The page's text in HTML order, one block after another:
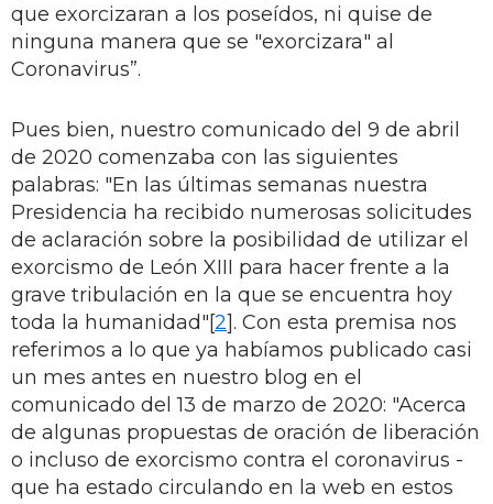
que exorcizaran a los poseídos, ni quise de
ninguna manera que se "exorcizara" al
Coronavirus”.
Pues bien, nuestro comunicado del 9 de abril
de 2020 comenzaba con las siguientes
palabras: "En las últimas semanas nuestra
Presidencia ha recibido numerosas solicitudes
de aclaración sobre la posibilidad de utilizar el
exorcismo de León XIII para hacer frente a la
grave tribulación en la que se encuentra hoy
toda la humanidad"[2]. Con esta premisa nos
referimos a lo que ya habíamos publicado casi
un mes antes en nuestro blog en el
comunicado del 13 de marzo de 2020: "Acerca
de algunas propuestas de oración de liberación
o incluso de exorcismo contra el coronavirus -
que ha estado circulando en la web en estos